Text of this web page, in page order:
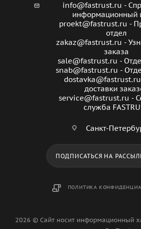
info@fastrust.ru -
информационный
proekt@fastrust.ru -
отдел
zakaz@fastrust.ru -
заказа
sale@fastrust.ru -
snab@fastrust.ru -
доставки
service@fastrust.ru -
служба
Санкт-
ПОДПИСАТЬСЯ НА
ПОЛИТИКА
2026 © Сайт носит информационный